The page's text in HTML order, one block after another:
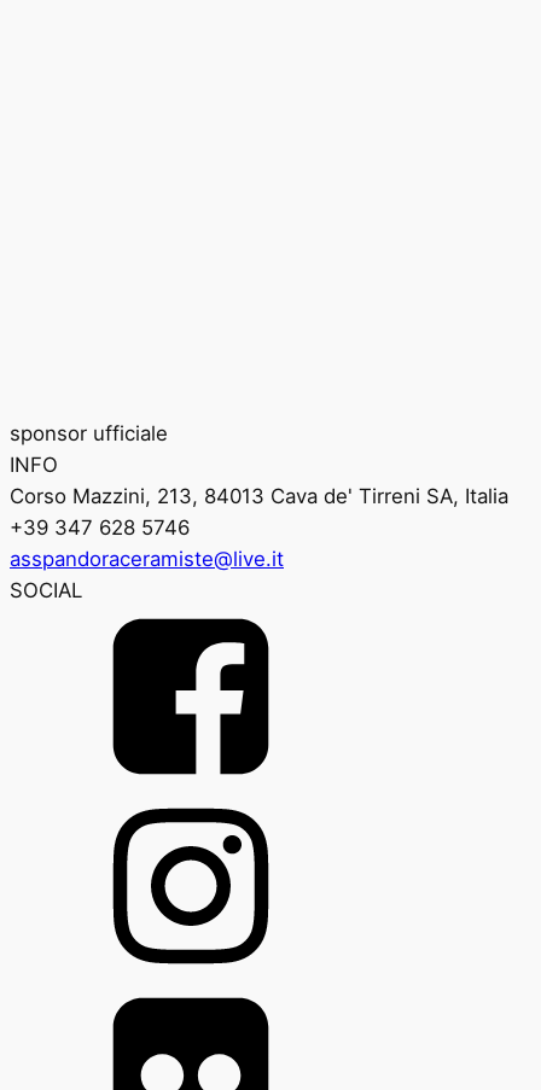
sponsor ufficiale
INFO
Corso Mazzini, 213, 84013 Cava de' Tirreni SA, Italia
+39 347 628 5746
asspandoraceramiste@live.it
SOCIAL